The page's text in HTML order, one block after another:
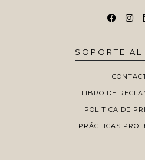
SOPORTE AL
LIBRO DE
POLÍTICA DE
PRÁCTICAS